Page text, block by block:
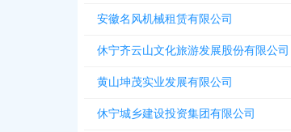
安徽名风机械租赁有限公司
休宁齐云山文化旅游发展股份有限公司
黄山坤茂实业发展有限公司
休宁城乡建设投资集团有限公司